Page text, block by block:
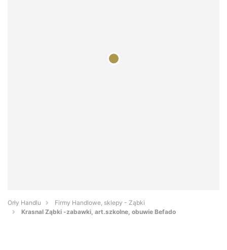
Orły Handlu
Firmy Handlowe, sklepy - Ząbki
Krasnal Ząbki -zabawki, art.szkolne, obuwie Befado